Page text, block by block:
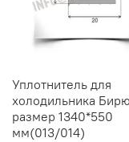
Уплотнитель для
холодильника
размер 1340*550
мм(013/014)